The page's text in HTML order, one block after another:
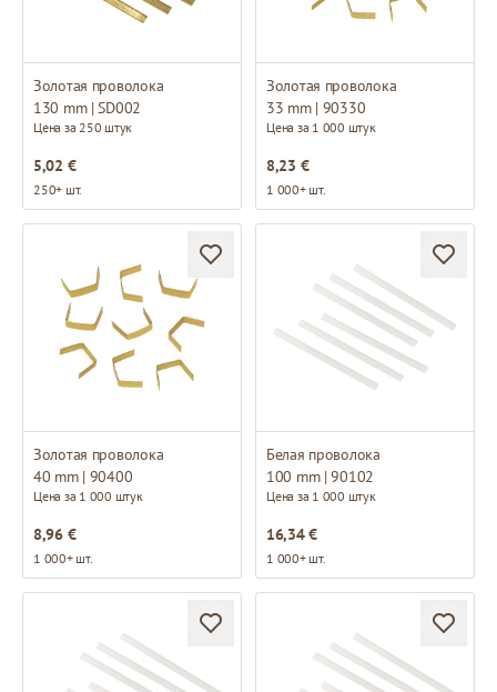
Золотая проволока
130 mm | SD002
Цена за 250 штук
5,02 €
250+ шт.
Золотая проволока
33 mm | 90330
Цена за 1 000 штук
8,23 €
1 000+ шт.
Золотая проволока
40 mm | 90400
Цена за 1 000 штук
8,96 €
1 000+ шт.
Белая проволока
100 mm | 90102
Цена за 1 000 штук
16,34 €
1 000+ шт.